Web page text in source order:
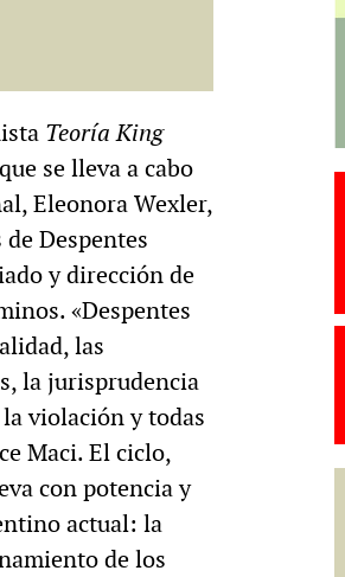
Teoría King
se lleva a cabo
Eleonora Wexler,
Despentes
y dirección de
«Despentes
las
la jurisprudencia
violación y todas
Maci. El ciclo,
con potencia y
actual: la
de los